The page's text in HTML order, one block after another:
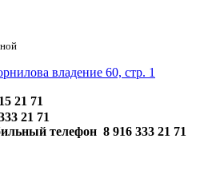
владение 60, стр. 1
21 71
21 71
8 916 333 21 71